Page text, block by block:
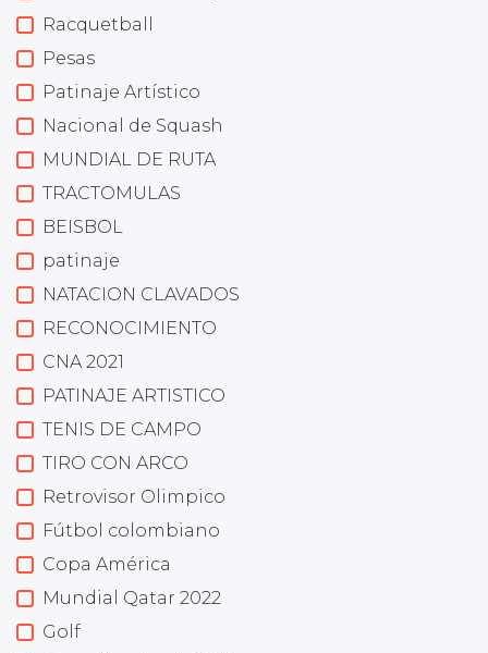
Racquetball
Pesas
Patinaje Artístico
Nacional de Squash
MUNDIAL DE RUTA
TRACTOMULAS
BEISBOL
patinaje
NATACION CLAVADOS
RECONOCIMIENTO
CNA 2021
PATINAJE ARTISTICO
TENIS DE CAMPO
TIRO CON ARCO
Retrovisor Olimpico
Fútbol colombiano
Copa América
Mundial Qatar 2022
Golf